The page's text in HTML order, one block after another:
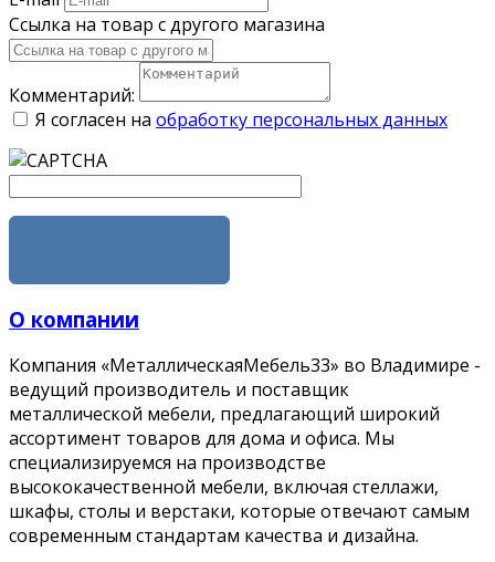
Ссылка на товар с другого магазина
Комментарий:
Я согласен на обработку персональных данных
О компании
Компания «МеталлическаяМебель33» во Владимире -
ведущий производитель и поставщик
металлической мебели, предлагающий широкий
ассортимент товаров для дома и офиса. Мы
специализируемся на производстве
высококачественной мебели, включая стеллажи,
шкафы, столы и верстаки, которые отвечают самым
современным стандартам качества и дизайна.